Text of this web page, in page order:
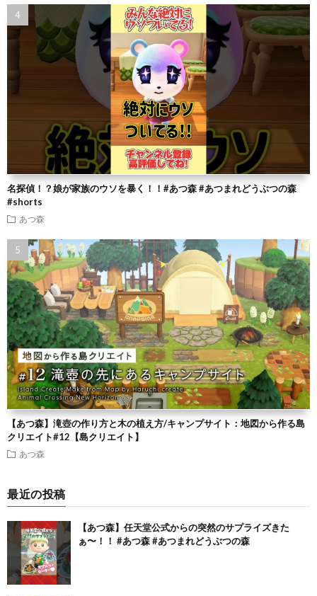
名探偵！？娘が家族のウソを暴く！！#あつ森 #あつまれどうぶつの森
#shorts
あつ森
【あつ森】滝壺の作り方と木の植え方/キャンプサイト：地図から作る島
クリエイト#12【島クリエイト】
あつ森
最近の投稿
【あつ森】任天堂公式からの突然のサプライズきた
ぁ〜！！ #あつ森 #あつまれどうぶつの森